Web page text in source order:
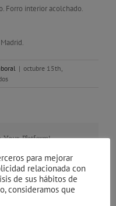
Forro interior acolchado.
| octubre 15th,
en
Your Platform!
TumblrPinterest
Vk
Correo
electrónico
para mejorar
relacionada con
de sus hábitos de
consideramos que